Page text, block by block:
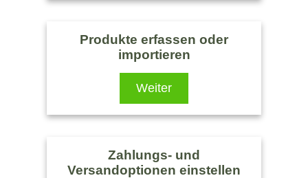
Produkte erfassen oder
importieren
Weiter
Zahlungs- und
Versandoptionen einstellen